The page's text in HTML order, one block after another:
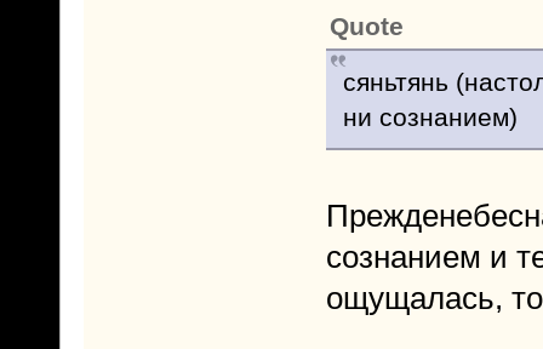
Quote
сяньтянь
ни сознанием)
сознанием и
ощущалась,